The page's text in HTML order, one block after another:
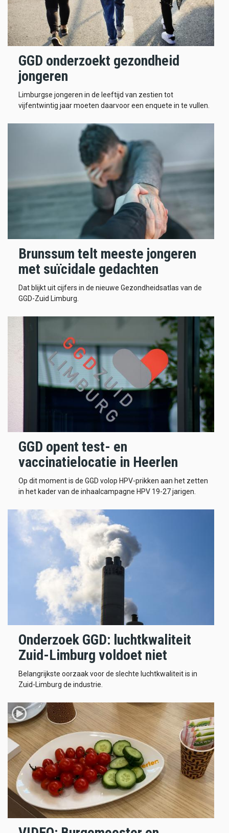
GGD onderzoekt gezondheid
jongeren
Limburgse jongeren in de leeftijd van zestien tot
vijfentwintig jaar moeten daarvoor een enquete in te vullen.
Brunssum telt meeste jongeren
met suïcidale gedachten
Dat blijkt uit cijfers in de nieuwe Gezondheidsatlas van de
GGD-Zuid Limburg.
GGD opent test- en
vaccinatielocatie in Heerlen
Op dit moment is de GGD volop HPV-prikken aan het zetten
in het kader van de inhaalcampagne HPV 19-27 jarigen.
Onderzoek GGD: luchtkwaliteit
Zuid-Limburg voldoet niet
Belangrijkste oorzaak voor de slechte luchtkwaliteit is in
Zuid-Limburg de industrie.